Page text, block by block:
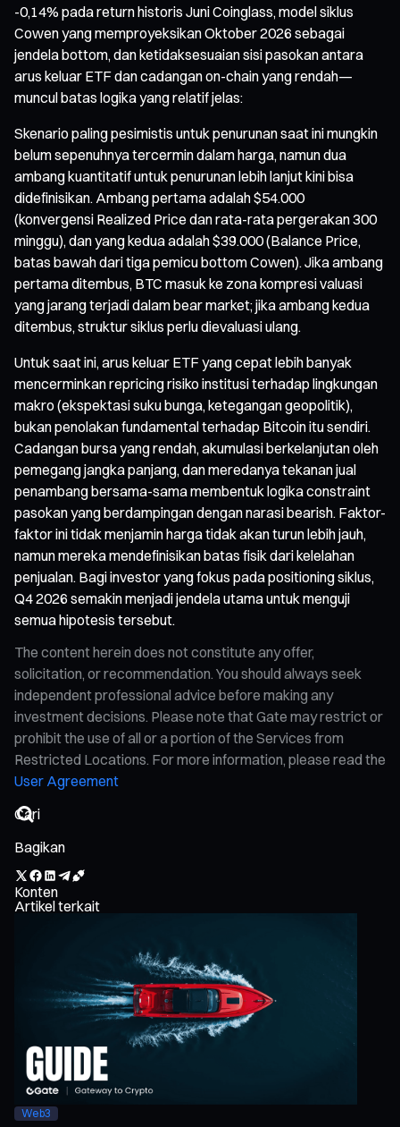
-0,14% pada return historis Juni Coinglass, model siklus
Cowen yang memproyeksikan Oktober 2026 sebagai
jendela bottom, dan ketidaksesuaian sisi pasokan antara
arus keluar ETF dan cadangan on-chain yang rendah—
muncul batas logika yang relatif jelas:
Skenario paling pesimistis untuk penurunan saat ini mungkin
belum sepenuhnya tercermin dalam harga, namun dua
ambang kuantitatif untuk penurunan lebih lanjut kini bisa
didefinisikan. Ambang pertama adalah $54.000
(konvergensi Realized Price dan rata-rata pergerakan 300
minggu), dan yang kedua adalah $39.000 (Balance Price,
batas bawah dari tiga pemicu bottom Cowen). Jika ambang
pertama ditembus, BTC masuk ke zona kompresi valuasi
yang jarang terjadi dalam bear market; jika ambang kedua
ditembus, struktur siklus perlu dievaluasi ulang.
Untuk saat ini, arus keluar ETF yang cepat lebih banyak
mencerminkan repricing risiko institusi terhadap lingkungan
makro (ekspektasi suku bunga, ketegangan geopolitik),
bukan penolakan fundamental terhadap Bitcoin itu sendiri.
Cadangan bursa yang rendah, akumulasi berkelanjutan oleh
pemegang jangka panjang, dan meredanya tekanan jual
penambang bersama-sama membentuk logika constraint
pasokan yang berdampingan dengan narasi bearish. Faktor-
faktor ini tidak menjamin harga tidak akan turun lebih jauh,
namun mereka mendefinisikan batas fisik dari kelelahan
penjualan. Bagi investor yang fokus pada positioning siklus,
Q4 2026 semakin menjadi jendela utama untuk menguji
semua hipotesis tersebut.
The content herein does not constitute any offer,
solicitation, or recommendation. You should always seek
independent professional advice before making any
investment decisions. Please note that Gate may restrict or
prohibit the use of all or a portion of the Services from
Restricted Locations. For more information, please read the
User Agreement
Bagikan
Konten
Artikel terkait
Web3